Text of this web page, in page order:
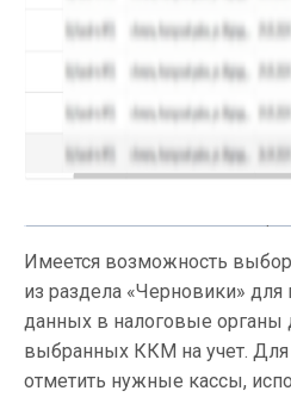
Имеется возможность
из раздела «Черновики»
данных в налоговые органы
выбранных ККМ на учет. Для
отметить нужные кассы,